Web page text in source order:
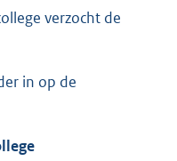
verzocht de
in op de